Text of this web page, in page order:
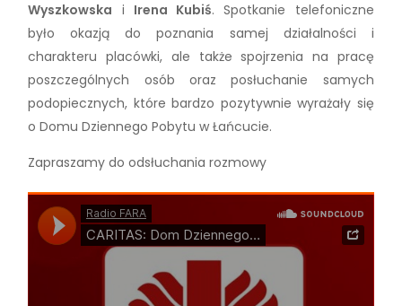
Wyszkowska i Irena Kubiś. Spotkanie telefoniczne
było okazją do poznania samej działalności i
charakteru placówki, ale także spojrzenia na pracę
poszczególnych osób oraz posłuchanie samych
podopiecznych, które bardzo pozytywnie wyrażały się
o Domu Dziennego Pobytu w Łańcucie.
Zapraszamy do odsłuchania rozmowy